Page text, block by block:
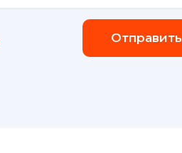
Отправить